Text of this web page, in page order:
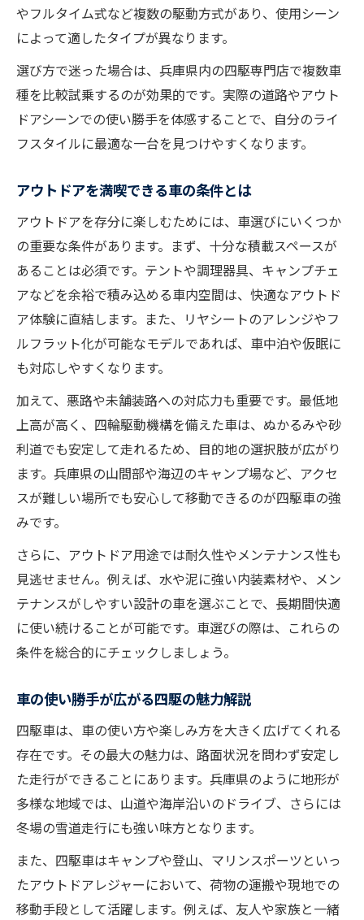
やフルタイム式など複数の駆動方式があり、使用シーン
によって適したタイプが異なります。
選び方で迷った場合は、兵庫県内の四駆専門店で複数車
種を比較試乗するのが効果的です。実際の道路やアウト
ドアシーンでの使い勝手を体感することで、自分のライ
フスタイルに最適な一台を見つけやすくなります。
アウトドアを満喫できる車の条件とは
アウトドアを存分に楽しむためには、車選びにいくつか
の重要な条件があります。まず、十分な積載スペースが
あることは必須です。テントや調理器具、キャンプチェ
アなどを余裕で積み込める車内空間は、快適なアウトド
ア体験に直結します。また、リヤシートのアレンジやフ
ルフラット化が可能なモデルであれば、車中泊や仮眠に
も対応しやすくなります。
加えて、悪路や未舗装路への対応力も重要です。最低地
上高が高く、四輪駆動機構を備えた車は、ぬかるみや砂
利道でも安定して走れるため、目的地の選択肢が広がり
ます。兵庫県の山間部や海辺のキャンプ場など、アクセ
スが難しい場所でも安心して移動できるのが四駆車の強
みです。
さらに、アウトドア用途では耐久性やメンテナンス性も
見逃せません。例えば、水や泥に強い内装素材や、メン
テナンスがしやすい設計の車を選ぶことで、長期間快適
に使い続けることが可能です。車選びの際は、これらの
条件を総合的にチェックしましょう。
車の使い勝手が広がる四駆の魅力解説
四駆車は、車の使い方や楽しみ方を大きく広げてくれる
存在です。その最大の魅力は、路面状況を問わず安定し
た走行ができることにあります。兵庫県のように地形が
多様な地域では、山道や海岸沿いのドライブ、さらには
冬場の雪道走行にも強い味方となります。
また、四駆車はキャンプや登山、マリンスポーツといっ
たアウトドアレジャーにおいて、荷物の運搬や現地での
移動手段として活躍します。例えば、友人や家族と一緒